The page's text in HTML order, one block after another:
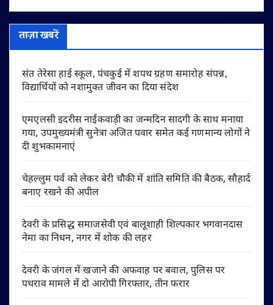
ताज़ा खबरें
संत तेरेसा हाई स्कूल, पंचकुई में शपथ ग्रहण समारोह संपन्न,
विद्यार्थियों को नशामुक्त जीवन का दिया संदेश
एमएलसी इदरीस नाईकवाड़ी का जन्मदिन सादगी के साथ मनाया
गया, उपमुख्यमंत्री सुनेत्रा अजित पवार समेत कई गणमान्य लोगों ने
दी शुभकामनाएं
चेहल्लुम पर्व को लेकर बेरी चौकी में शांति समिति की बैठक, सौहार्द
बनाए रखने की अपील
देवरी के प्रसिद्ध समाजसेवी एवं बालूशाही शिल्पकार भगवानदास
नेमा का निधन, नगर में शोक की लहर
देवरी के जंगल में खजाने की अफवाह पर बवाल, पुलिस पर
पथराव मामले में दो आरोपी गिरफ्तार, तीन फरार